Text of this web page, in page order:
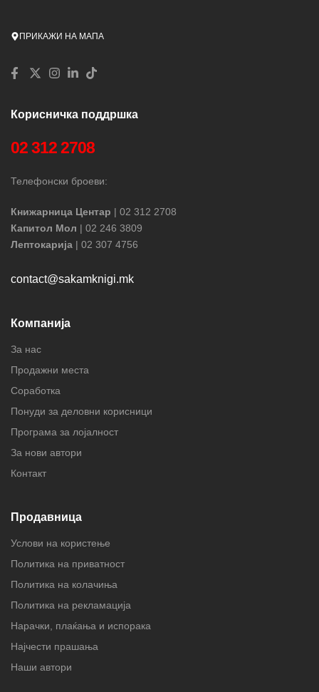
ПРИКАЖИ НА МАПА
Корисничка поддршка
02 312 2708
Телефонски броеви:
Книжарница Центар | 02 312 2708
Капитол Мол | 02 246 3809
Лептокарија | 02 307 4756
contact@sakamknigi.mk
Компанија
За нас
Продажни места
Соработка
Понуди за деловни корисници
Програма за лојалност
За нови автори
Контакт
Продавница
Услови на користење
Политика на приватност
Политика на колачиња
Политика на рекламација
Нарачки, плаќања и испорака
Најчести прашања
Наши автори